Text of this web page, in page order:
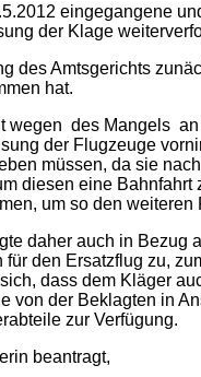
eingegangene
der Klage
des Amtsgerichts
hat.
wegen des Mangels
der Flugzeuge
müssen, da sie
diesen eine
um so den
daher auch in Bezug
für den Ersatzflug zu,
dass dem Kläger
von der Beklagten in
zur Verfügung.
beantragt,